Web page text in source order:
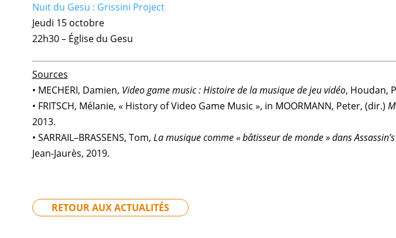
Nuit du Gesu : Grissini Project
Jeudi 15 octobre
22h30 – Église du Gesu
Sources
• MECHERI, Damien, Video game music : Histoire de la musique de jeu vidéo, Houdan,
• FRITSCH, Mélanie, « History of Video Game Music », in MOORMANN, Peter, (dir.)
2013.
• SARRAIL–BRASSENS, Tom, La musique comme « bâtisseur de monde » dans
Jean-Jaurès, 2019.
RETOUR AUX ACTUALITÉS